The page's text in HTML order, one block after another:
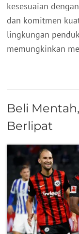
kesesuaian
dan komitmen
lingkungan
memungkinkan
Beli
Berlipat